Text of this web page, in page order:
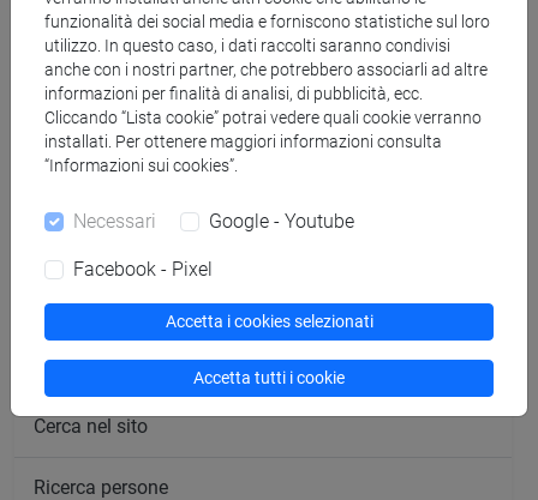
Materiali didattici
Materiali su Moodle
[LTR6] PHILOSOPHY, INTERNATIONAL AND
percorso comune
Cerca nel sito
Ricerca persone
funzionalità dei social media e forniscono statistiche sul loro
utilizzo. In questo caso, i dati raccolti saranno condivisi
anche con i nostri partner, che potrebbero associarli ad altre
informazioni per finalità di analisi, di pubblicità, ecc.
Cliccando “Lista cookie” potrai vedere quali cookie verranno
installati. Per ottenere maggiori informazioni consulta
“Informazioni sui cookies”.
Necessari Google - Youtube
Facebook - Pixel
Accetta i cookies selezionati
Accetta tutti i cookie